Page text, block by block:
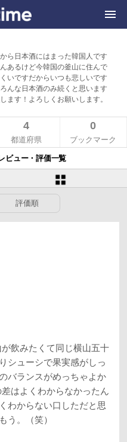
ら日本酒にはまった韓国人です
あるけど今韓国の釜山に住んで
いですだからいつも悲しいです
んな日本酒のみ続くと思います
ます！よろしくお願いします。
4
都道府県
0
ブックマーク
ビュー・評価一覧
評価順
飲みたくて同じ横山五十
シューシで果実感がしっ
バランスがめっちゃよか
はよくわからなかったん
わからない口しただと思
う。（笑）